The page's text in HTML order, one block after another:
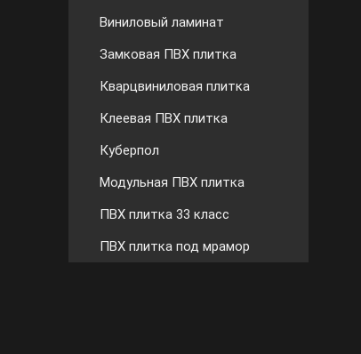
Виниловый ламинат
Замковая ПВХ плитка
Кварцвиниловая плитка
Клеевая ПВХ плитка
Куберпол
Модульная ПВХ плитка
ПВХ плитка 33 класс
ПВХ плитка под мрамор